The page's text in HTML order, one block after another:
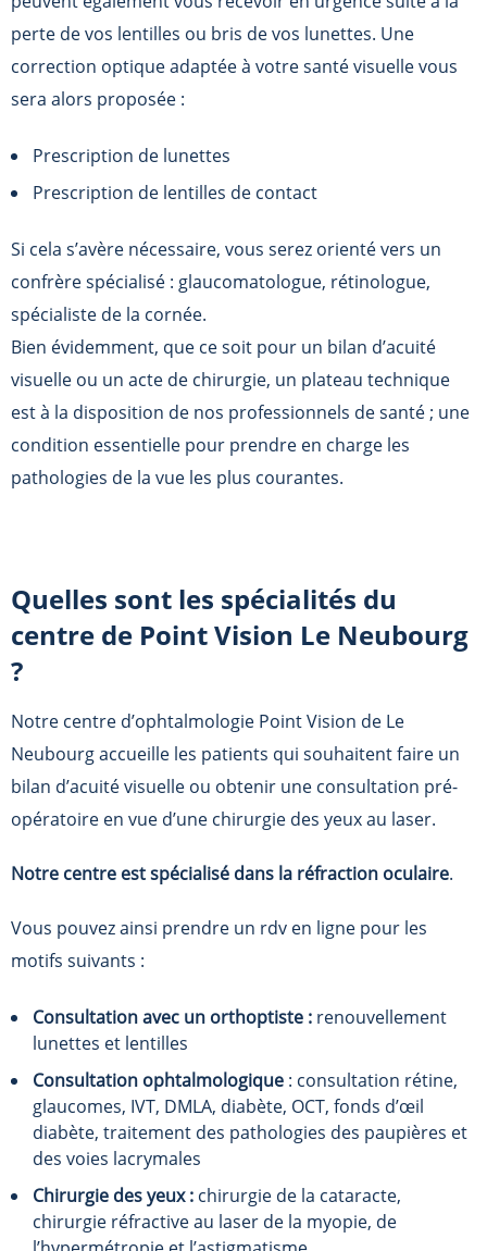
perte de vos lentilles ou bris de vos lunettes. Une
correction optique adaptée à votre santé visuelle vous
sera alors proposée :
Prescription de lunettes
Prescription de lentilles de contact
Si cela s’avère nécessaire, vous serez orienté vers un
confrère spécialisé : glaucomatologue, rétinologue,
spécialiste de la cornée.
Bien évidemment, que ce soit pour un bilan d’acuité
visuelle ou un acte de chirurgie, un plateau technique
est à la disposition de nos professionnels de santé ; une
condition essentielle pour prendre en charge les
pathologies de la vue les plus courantes.
Quelles sont les spécialités du
centre de Point Vision Le Neubourg
?
Notre centre d’ophtalmologie Point Vision de Le
Neubourg accueille les patients qui souhaitent faire un
bilan d’acuité visuelle ou obtenir une consultation pré-
opératoire en vue d’une chirurgie des yeux au laser.
Notre centre est spécialisé dans la réfraction oculaire.
Vous pouvez ainsi prendre un rdv en ligne pour les
motifs suivants :
Consultation avec un orthoptiste : renouvellement
lunettes et lentilles
Consultation ophtalmologique : consultation rétine,
glaucomes, IVT, DMLA, diabète, OCT, fonds d’œil
diabète, traitement des pathologies des paupières et
des voies lacrymales
Chirurgie des yeux : chirurgie de la cataracte,
chirurgie réfractive au laser de la myopie, de